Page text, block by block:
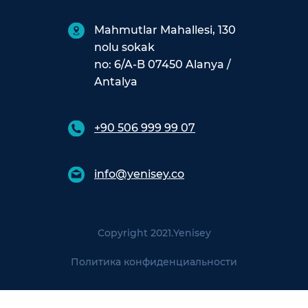
Mahmutlar Mahallesi, 130
nolu sokak
no: 6/A-B 07450 Alanya /
Antalya
+90 506 999 99 07
info@yenisey.co
Copyright 2021.Yenisey
Политика конфиденциальности